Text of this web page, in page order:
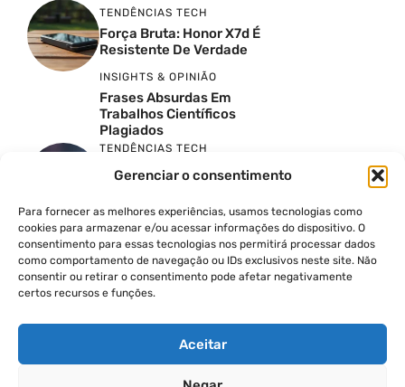
Gerenciar o consentimento
Para fornecer as melhores experiências, usamos tecnologias como
cookies para armazenar e/ou acessar informações do dispositivo. O
consentimento para essas tecnologias nos permitirá processar dados
como comportamento de navegação ou IDs exclusivos neste site. Não
consentir ou retirar o consentimento pode afetar negativamente
certos recursos e funções.
Aceitar
TENDÊNCIAS TECH
Força Bruta: Honor X7d É
Resistente De Verdade
INSIGHTS & OPINIÃO
Frases Absurdas Em
Trabalhos Científicos
Plagiados
TENDÊNCIAS TECH
Google Just Spoiled The
Pixel 11: Here Is Everything
TENDÊNCIAS TECH
A Verdade Sobre O 5G
Ilimitado
TENDÊNCIAS TECH
Montando O PC Gamer
Tower 300 Bubble Pink